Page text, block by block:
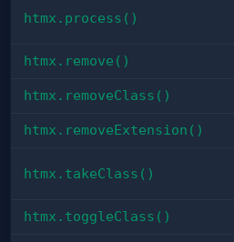
htmx.process()
htmx.remove()
htmx.removeClass()
htmx.removeExtension()
htmx.takeClass()
htmx.toggleClass()